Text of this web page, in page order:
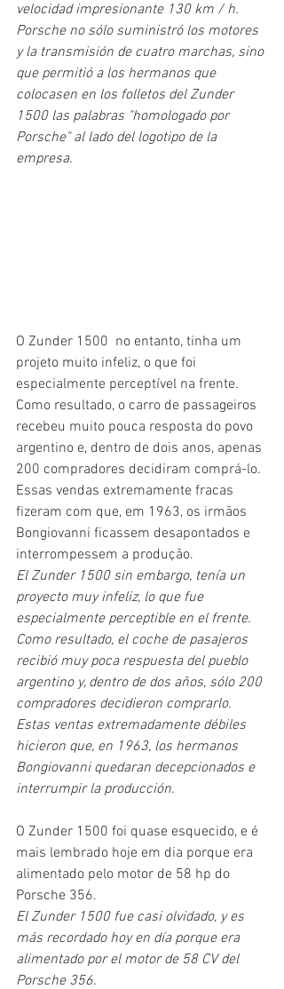
velocidad impresionante 130 km / h.
Porsche no sólo suministró los motores
y la transmisión de cuatro marchas, sino
que permitió a los hermanos que
colocasen en los folletos del Zunder
1500 las palabras "homologado por
Porsche" al lado del logotipo de la
empresa.
O Zunder 1500  no entanto, tinha um
projeto muito infeliz, o que foi
especialmente perceptível na frente.
Como resultado, o carro de passageiros
recebeu muito pouca resposta do povo
argentino e, dentro de dois anos, apenas
200 compradores decidiram comprá-lo.
Essas vendas extremamente fracas
fizeram com que, em 1963, os irmãos
Bongiovanni ficassem desapontados e
interrompessem a produção.
El Zunder 1500 sin embargo, tenía un
proyecto muy infeliz, lo que fue
especialmente perceptible en el frente.
Como resultado, el coche de pasajeros
recibió muy poca respuesta del pueblo
argentino y, dentro de dos años, sólo 200
compradores decidieron comprarlo.
Estas ventas extremadamente débiles
hicieron que, en 1963, los hermanos
Bongiovanni quedaran decepcionados e
interrumpir la producción.
O Zunder 1500 foi quase esquecido, e é
mais lembrado hoje em dia porque era
alimentado pelo motor de 58 hp do
Porsche 356.
El Zunder 1500 fue casi olvidado, y es
más recordado hoy en día porque era
alimentado por el motor de 58 CV del
Porsche 356.